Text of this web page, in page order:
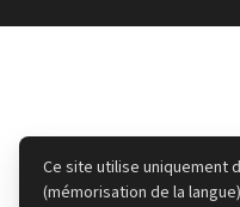
Ce site utilise uniquement
(mémorisation de la